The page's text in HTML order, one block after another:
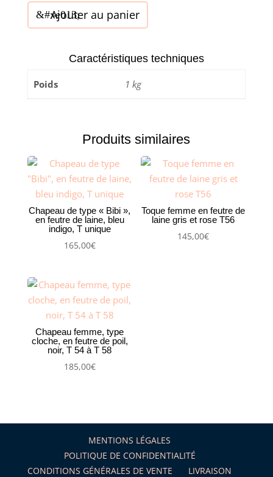
quantité
fedora,
en
paille
Ajouter au panier
Caractéristiques techniques
Poids 1 kg
Produits similaires
Chapeau de type « Bibi »,
en feutre de laine, bleu
indigo, T unique
165,00€
Toque femme en feutre de
laine gris et rose T56
145,00€
Chapeau femme, type
cloche, en feutre de poil,
noir, T 54 à T 58
185,00€
MENTIONS LÉGALES
POLITIQUE DE CONFIDENTIALITÉ
CONDITIONS GÉNÉRALES DE VENTE
LIVRAISON